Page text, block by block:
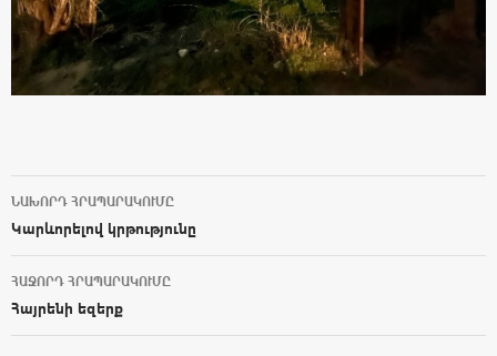
Post navigation
ՆԱԽՈՐԴ ՀՐԱՊԱՐԱԿՈՒՄԸ
Կարևորելով կրթությունը
ՀԱՋՈՐԴ ՀՐԱՊԱՐԱԿՈՒՄԸ
Հայրենի եզերք